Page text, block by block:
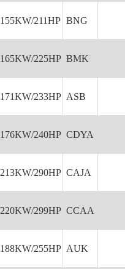
155KW/211HP BNG
165KW/225HP BMK
171KW/233HP ASB
176KW/240HP CDYA
213KW/290HP CAJA
220KW/299HP CCAA
188KW/255HP AUK